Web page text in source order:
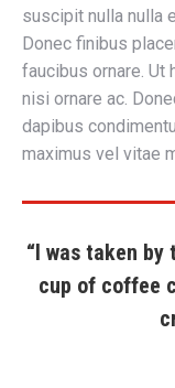
suscipit nulla nulla
Donec finibus
faucibus ornare. Ut
nisi ornare ac.
dapibus
maximus vel vitae
“I was taken
cup of coffee